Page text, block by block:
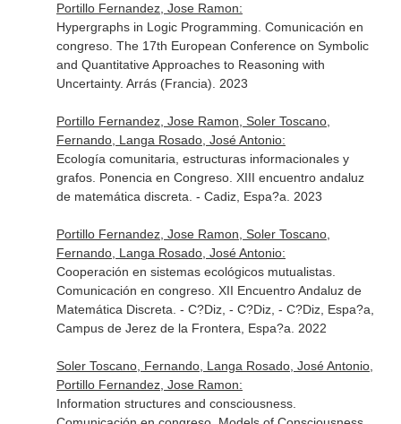
Portillo Fernandez, Jose Ramon:
Hypergraphs in Logic Programming. Comunicación en
congreso. The 17th European Conference on Symbolic
and Quantitative Approaches to Reasoning with
Uncertainty. Arrás (Francia). 2023
Portillo Fernandez, Jose Ramon, Soler Toscano,
Fernando, Langa Rosado, José Antonio:
Ecología comunitaria, estructuras informacionales y
grafos. Ponencia en Congreso. XIII encuentro andaluz
de matemática discreta. - Cadiz, Espa?a. 2023
Portillo Fernandez, Jose Ramon, Soler Toscano,
Fernando, Langa Rosado, José Antonio:
Cooperación en sistemas ecológicos mutualistas.
Comunicación en congreso. XII Encuentro Andaluz de
Matemática Discreta. - C?Diz, - C?Diz, - C?Diz, Espa?a,
Campus de Jerez de la Frontera, Espa?a. 2022
Soler Toscano, Fernando, Langa Rosado, José Antonio,
Portillo Fernandez, Jose Ramon:
Information structures and consciousness.